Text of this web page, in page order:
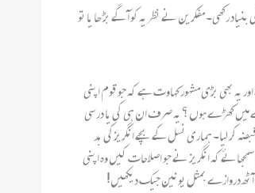
رکھی۔ مفکرین نے نظریہ کو آ گے بڑ ھا یا تو
یہ بھی بڑی مشہور کہاوت ہے کہ جو قوم اپنی
میں کھڑے ہوں ؟ یہ صرف ان ہی کی یا درسی
کر لیا۔ ہماری نسل کے بچے انگریزکی بد
کہ انگریز نے جو اصلاحات کیں وہ اپنی
آ ٹھ دروازے بمثل یونین جیک دیکھیں!